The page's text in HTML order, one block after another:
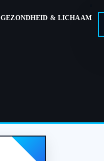
GEZONDHEID & LICHAAM